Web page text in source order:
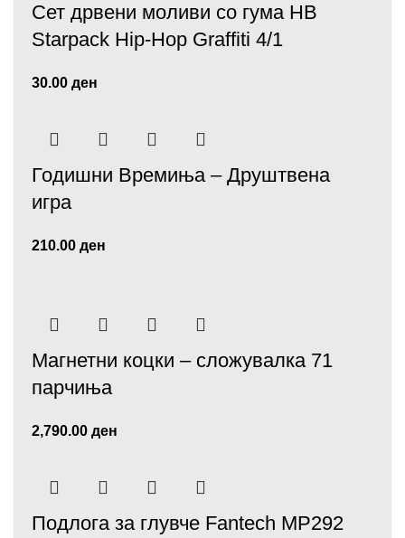
Сет дрвени моливи со гума HB
Starpack Hip-Hop Graffiti 4/1
30.00 ден
Годишни Времиња – Друштвена
игра
210.00 ден
Магнетни коцки – сложувалка 71
парчиња
2,790.00 ден
Подлога за глувче Fantech MP292